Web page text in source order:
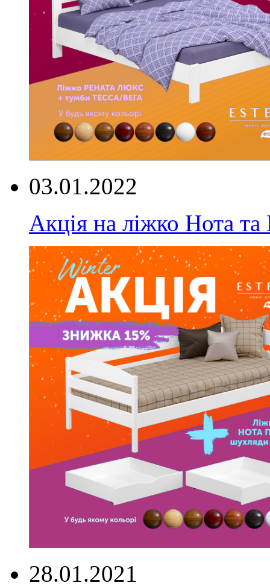
03.01.2022
Акція на ліжко Нота
28.01.2021